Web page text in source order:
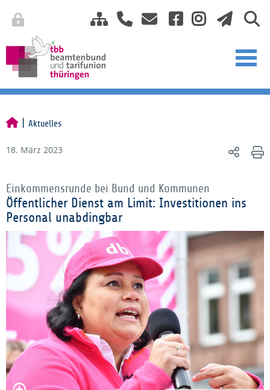
Aktuelles
18. März 2023
Einkommensrunde bei Bund und Kommunen
Öffentlicher Dienst am Limit: Investitionen ins
Personal unabdingbar